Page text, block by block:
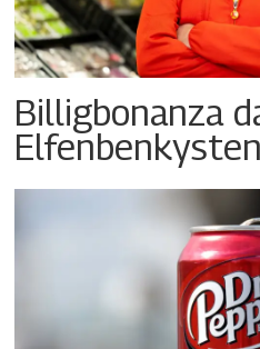
Billigbonanza
Elfenbenkysten